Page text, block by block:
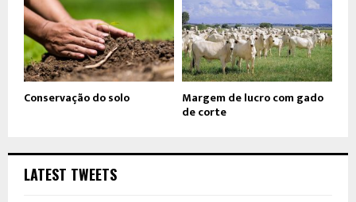
Conservação do solo Margem de lucro com gado
de corte
LATEST TWEETS